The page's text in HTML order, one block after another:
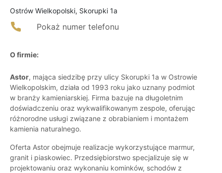
Ostrów Wielkopolski, Skorupki 1a
Pokaż numer telefonu
O firmie:
Astor, mająca siedzibę przy ulicy Skorupki 1a w Ostrowie
Wielkopolskim, działa od 1993 roku jako uznany podmiot
w branży kamieniarskiej. Firma bazuje na długoletnim
doświadczeniu oraz wykwalifikowanym zespole, oferując
różnorodne usługi związane z obrabianiem i montażem
kamienia naturalnego.
Oferta Astor obejmuje realizacje wykorzystujące marmur,
granit i piaskowiec. Przedsiębiorstwo specjalizuje się w
projektowaniu oraz wykonaniu kominków, schodów z